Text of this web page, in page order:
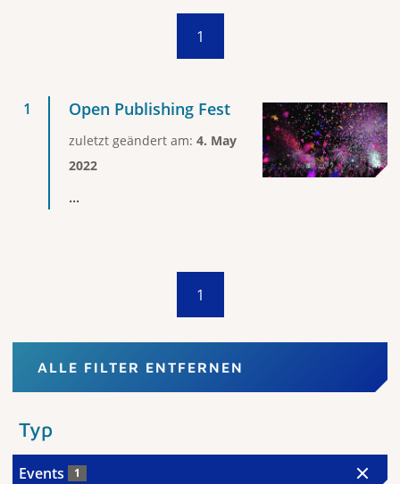
1
Open Publishing Fest
zuletzt geändert am: 4. May
2022
...
1
ALLE FILTER ENTFERNEN
Typ
Events 1